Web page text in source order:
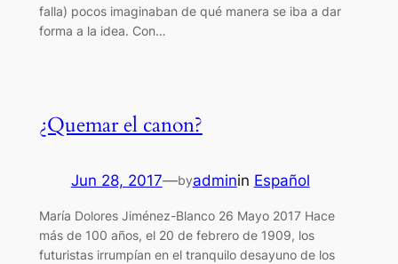
falla) pocos imaginaban de qué manera se iba a dar
forma a la idea. Con…
¿Quemar el canon?
Jun 28, 2017—byadminin Español
María Dolores Jiménez-Blanco 26 Mayo 2017 Hace
más de 100 años, el 20 de febrero de 1909, los
futuristas irrumpían en el tranquilo desayuno de los